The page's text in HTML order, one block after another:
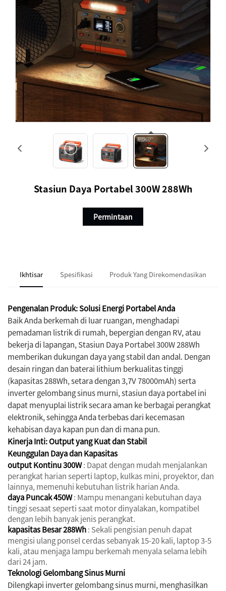
Stasiun Daya Portabel 300W 288Wh
Permintaan
Ikhtisar Spesifikasi Produk Yang Direkomendasikan
Pengenalan Produk: Solusi Energi Portabel Anda
Baik Anda berkemah di luar ruangan, menghadapi
pemadaman listrik di rumah, bepergian dengan RV, atau
bekerja di lapangan, Stasiun Daya Portabel 300W 288Wh
memberikan dukungan daya yang stabil dan andal. Dengan
desain ringan dan baterai lithium berkualitas tinggi
(kapasitas 288Wh, setara dengan 3,7V 78000mAh) serta
inverter gelombang sinus murni, stasiun daya portabel ini
dapat menyuplai listrik secara aman ke berbagai perangkat
elektronik, sehingga Anda terbebas dari kecemasan
kehabisan daya kapan pun dan di mana pun.
Kinerja Inti: Output yang Kuat dan Stabil
Keunggulan Daya dan Kapasitas
output Kontinu 300W: Dapat dengan mudah menjalankan
perangkat harian seperti laptop, kulkas mini, proyektor, dan
lainnya, memenuhi kebutuhan listrik harian Anda.
daya Puncak 450W: Mampu menangani kebutuhan daya
tinggi sesaat seperti saat motor dinyalakan, kompatibel
dengan lebih banyak jenis perangkat.
kapasitas Besar 288Wh: Sekali pengisian penuh dapat
mengisi ulang ponsel cerdas sebanyak 15-20 kali, laptop 3-5
kali, atau menjaga lampu berkemah menyala selama lebih
dari 24 jam.
Teknologi Gelombang Sinus Murni
Dilengkapi inverter gelombang sinus murni, menghasilkan